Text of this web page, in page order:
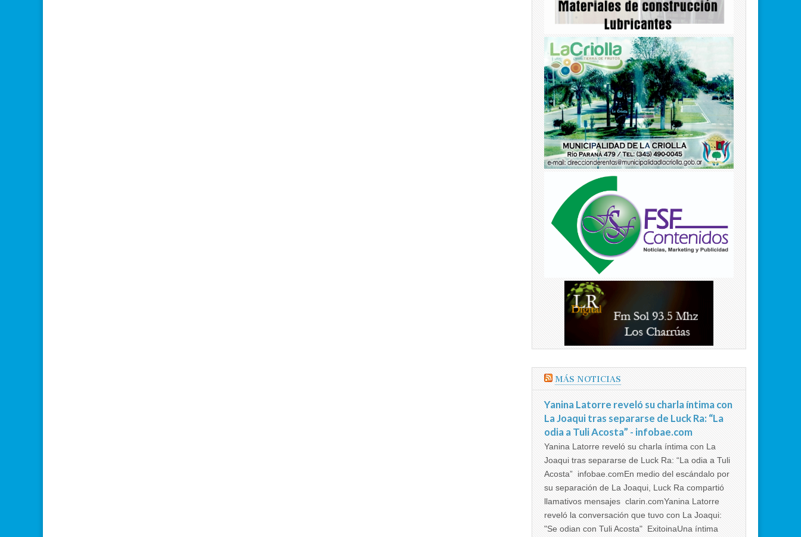
MÁS NOTICIAS
Yanina Latorre reveló su charla íntima con
La Joaqui tras separarse de Luck Ra: “La
odia a Tuli Acosta” - infobae.com
Yanina Latorre reveló su charla íntima con La
Joaqui tras separarse de Luck Ra: “La odia a Tuli
Acosta” infobae.comEn medio del escándalo por
su separación de La Joaqui, Luck Ra compartió
llamativos mensajes clarin.comYanina Latorre
reveló la conversación que tuvo con La Joaqui:
"Se odian con Tuli Acosta" ExitoinaUna íntima